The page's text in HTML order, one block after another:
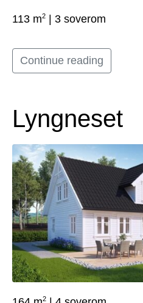
113 m2 | 3 soverom
Continue reading
Lyngneset
2